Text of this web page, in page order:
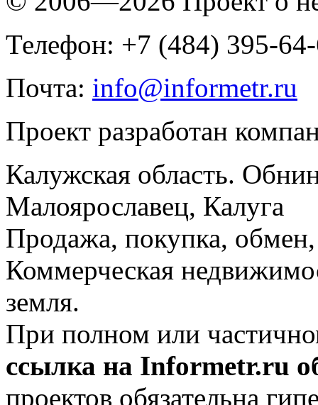
Телефон: +7 (484) 395-
Почта: info@informetr.ru
Проект разработан
Калужская область.
Малоярославец, Калуга
Продажа, покупка, обмен,
Коммерческая
земля.
При полном или
ссылка на Informetr.ru
проектов обязательна